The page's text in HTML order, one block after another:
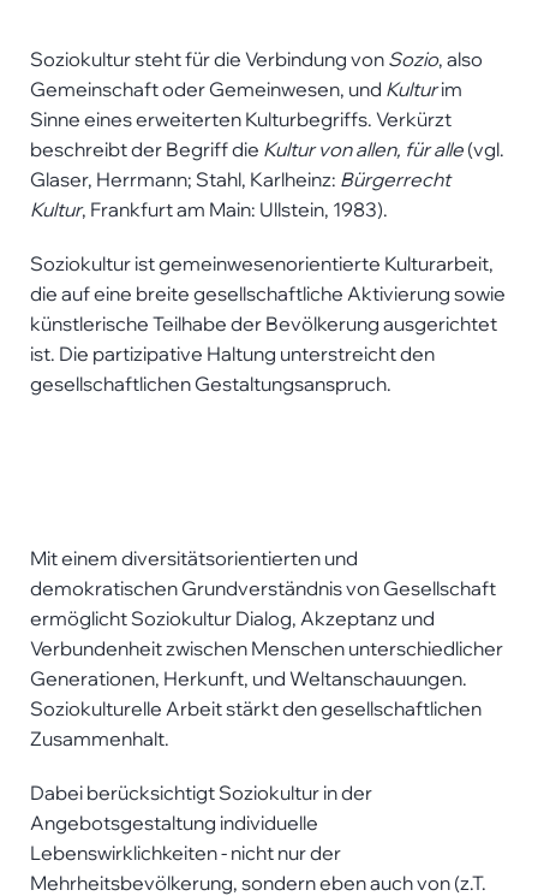
Soziokultur steht für die Verbindung von Sozio, also
Gemeinschaft oder Gemeinwesen, und Kulturim
Sinne eines erweiterten Kulturbegriffs. Verkürzt
beschreibt der Begriff die Kultur von allen, für alle (vgl.
Glaser, Herrmann; Stahl, Karlheinz: Bürgerrecht
Kultur, Frankfurt am Main: Ullstein, 1983).
Soziokultur ist gemeinwesenorientierte Kulturarbeit,
die auf eine breite gesellschaft­liche Aktivierung sowie
künstlerische Teilhabe der Bevölkerung ausgerichtet
ist. Die partizipative Haltung unterstreicht den
gesellschaftlichen Gestaltungsanspruch.
Mit einem diversitätsorientierten und
demokratischen Grundverständnis von Gesellschaft
ermöglicht Soziokultur Dialog, Akzeptanz und
Verbundenheit zwischen Menschen unterschiedlicher
Generationen, Herkunft, und Weltanschauungen.
Soziokulturelle Arbeit stärkt den gesellschaftlichen
Zusammenhalt.
Dabei berücksichtigt Soziokultur in der
Angebotsgestaltung individuelle
Lebenswirklichkeiten - nicht nur der
Mehrheitsbevölkerung, sondern eben auch von (z.T.